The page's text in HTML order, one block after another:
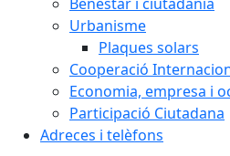
Urbanisme
Plaques solars
Cooperació
Economia, empresa i
Participació Ciutadana
Adreces i telèfons